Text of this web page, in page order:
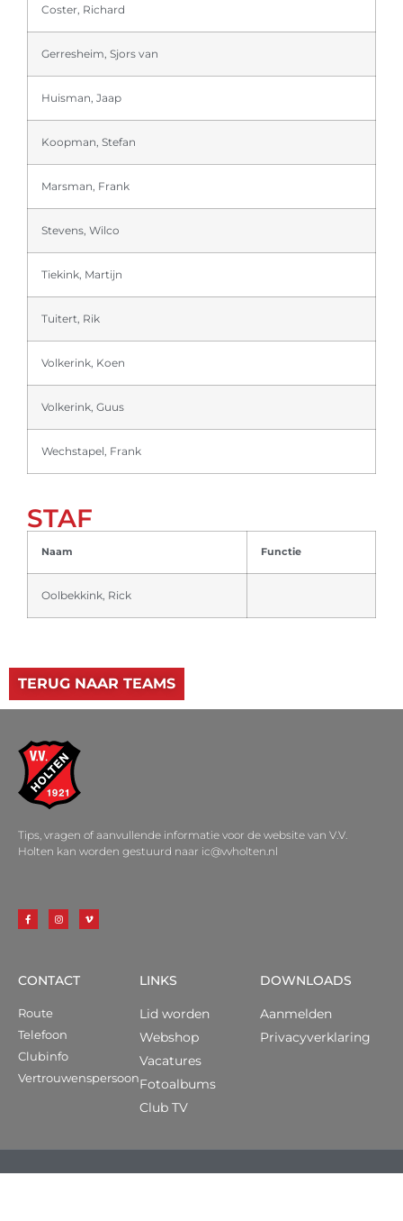
Coster, Richard
Gerresheim, Sjors van
Huisman, Jaap
Koopman, Stefan
Marsman, Frank
Stevens, Wilco
Tiekink, Martijn
Tuitert, Rik
Volkerink, Koen
Volkerink, Guus
Wechstapel, Frank
STAF
Naam Functie
Oolbekkink, Rick
TERUG NAAR TEAMS
Tips, vragen of aanvullende informatie voor de website van V.V.
Holten kan worden gestuurd naar ic@vvholten.nl
CONTACT
Route
Telefoon
Clubinfo
Vertrouwenspersoon
LINKS
Lid worden
Webshop
Vacatures
Fotoalbums
Club TV
DOWNLOADS
Aanmelden
Privacyverklaring